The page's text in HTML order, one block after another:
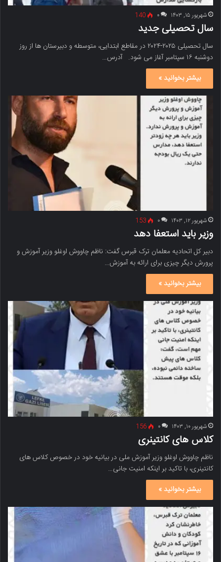
شهریور ۱۵, ۱۴۰۳ ۰ 140
سال تحصیلی جدید
سال تحصیلی ۲۰۲۵-۲۰۲۴ در مقاطع ابتدایی، متوسطه و دبیرستان ها از روز
دوشنبه ۱۶ سپتامبر آغاز می شود. آدرس…
بیشتر بخوانید »
شهریور ۱۲, ۱۴۰۳ ۰ 153
وزیر باید استعفا دهد
دبیر کل اتحادیه معلمان ترک قبرس گفت: ناظم چاووش اوغلو وزیر آموزش و
پرورش دیگر چیزی برای ارائه به آموزش…
بیشتر بخوانید »
شهریور ۱۰, ۱۴۰۳ ۰ 156
کلاس های کانتینری
ناظم چاووش اوغلو وزیر آموزش ملی در بیانیه خود در خصوص کلاس های
کانتینری، با تاکید بر اینکه امنیت جانی…
بیشتر بخوانید »